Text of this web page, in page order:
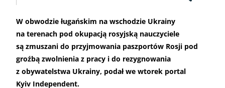
W obwodzie ługańskim na wschodzie Ukrainy
na terenach pod okupacją rosyjską nauczyciele
są zmuszani do przyjmowania paszportów Rosji pod
groźbą zwolnienia z pracy i do rezygnowania
z obywatelstwa Ukrainy, podał we wtorek portal
Kyiv Independent.